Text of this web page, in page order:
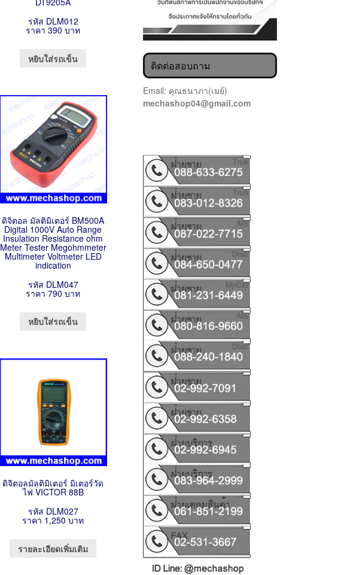
รหัส DLM012
ราคา 390 บาท
หยิบใส่รถเข็น
ดิจิตอล มัลติมิเตอร์ BM500A
Digital 1000V Auto Range
Insulation Resistance ohm
Meter Tester Megohmmeter
Multimeter Voltmeter LED
indication
รหัส DLM047
ราคา 790 บาท
หยิบใส่รถเข็น
ดิจิตอลมัลติมิเตอร์ มิเตอร์วัด
ไฟ VICTOR 88B
รหัส DLM027
ราคา 1,250 บาท
รายละเอียดเพิ่มเติม
ติดต่อสอบถาม
Email: คุณธนาภา(เมย์)
mechashop04@gmail.com